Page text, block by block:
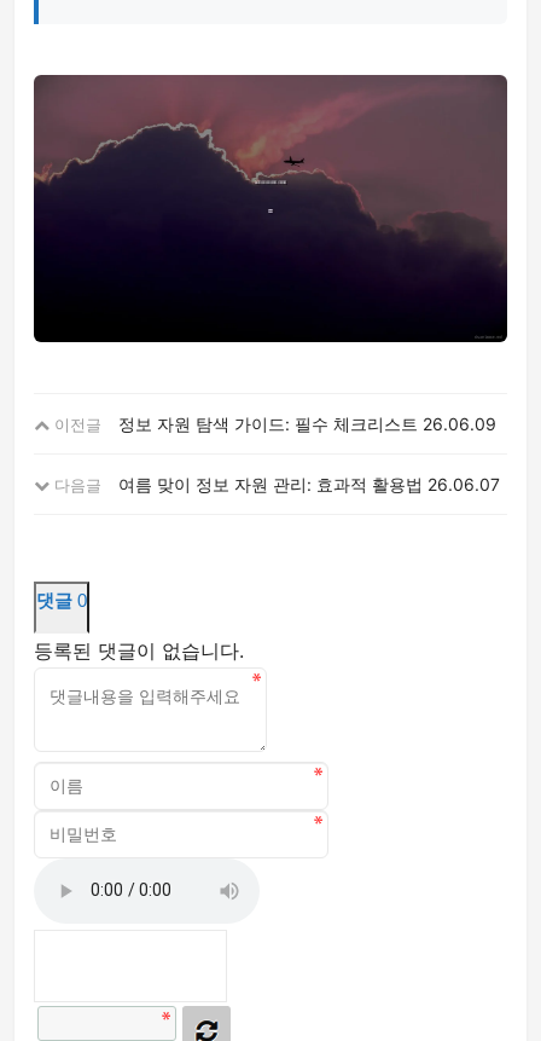
이전글 정보 자원 탐색 가이드: 필수 체크리스트 26.06.09
다음글 여름 맞이 정보 자원 관리: 효과적 활용법 26.06.07
댓글 0
등록된 댓글이 없습니다.